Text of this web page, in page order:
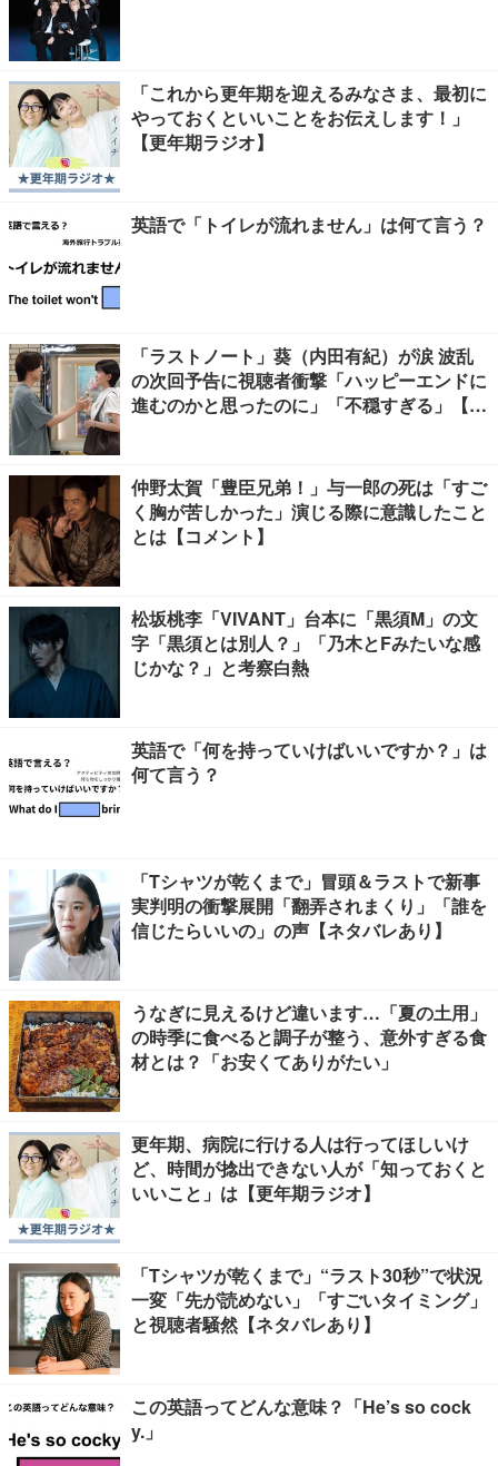
「これから更年期を迎えるみなさま、最初に
やっておくといいことをお伝えします！」
【更年期ラジオ】
英語で「トイレが流れません」は何て言う？
「ラストノート」葵（内田有紀）が涙 波乱
の次回予告に視聴者衝撃「ハッピーエンドに
進むのかと思ったのに」「不穏すぎる」【ネ
仲野太賀「豊臣兄弟！」与一郎の死は「すご
く胸が苦しかった」演じる際に意識したこと
とは【コメント】
松坂桃李「VIVANT」台本に「黒須M」の文
字「黒須とは別人？」「乃木とFみたいな感
じかな？」と考察白熱
英語で「何を持っていけばいいですか？」は
何て言う？
「Tシャツが乾くまで」冒頭＆ラストで新事
実判明の衝撃展開「翻弄されまくり」「誰を
信じたらいいの」の声【ネタバレあり】
うなぎに見えるけど違います…「夏の土用」
の時季に食べると調子が整う、意外すぎる食
材とは？「お安くてありがたい」
更年期、病院に行ける人は行ってほしいけ
ど、時間が捻出できない人が「知っておくと
いいこと」は【更年期ラジオ】
「Tシャツが乾くまで」“ラスト30秒”で状況
一変「先が読めない」「すごいタイミング」
と視聴者騒然【ネタバレあり】
この英語ってどんな意味？「He’s so cock
y.」